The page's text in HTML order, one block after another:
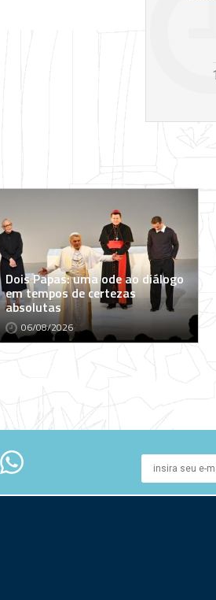
Dois Papas: uma ode ao diálogo
em tempos de certezas
absolutas
06/08/2026